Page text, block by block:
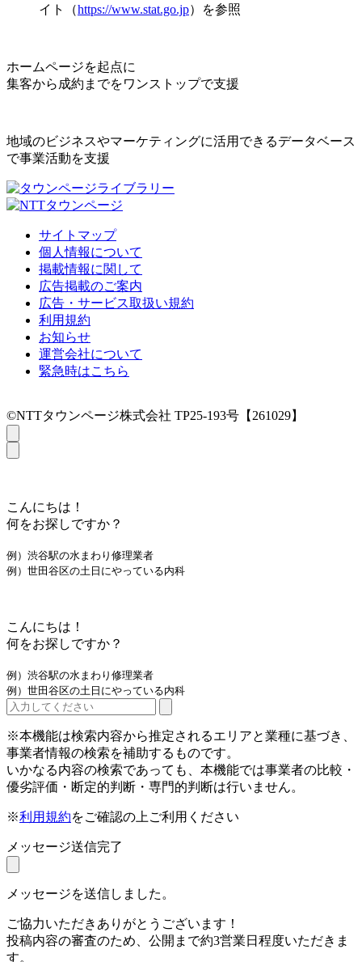
イト（https://www.stat.go.jp）を参照
ホームページを起点に
集客から成約までをワンストップで支援
地域のビジネスやマーケティングに活用できるデータベース
で事業活動を支援
サイトマップ
個人情報について
掲載情報に関して
広告掲載のご案内
広告・サービス取扱い規約
利用規約
お知らせ
運営会社について
緊急時はこちら
©NTTタウンページ株式会社 TP25-193号【261029】
こんにちは！
何をお探しですか？
例）渋谷駅の水まわり修理業者
例）世田谷区の土日にやっている内科
こんにちは！
何をお探しですか？
例）渋谷駅の水まわり修理業者
例）世田谷区の土日にやっている内科
※本機能は検索内容から推定されるエリアと業種に基づき、
事業者情報の検索を補助するものです。
いかなる内容の検索であっても、本機能では事業者の比較・
優劣評価・断定的判断・専門的判断は行いません。
※利用規約をご確認の上ご利用ください
メッセージ送信完了
メッセージを送信しました。
ご協力いただきありがとうございます！
投稿内容の審査のため、公開まで約3営業日程度いただきま
す。